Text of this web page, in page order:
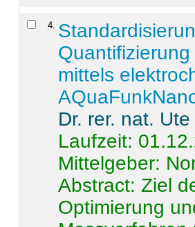
4
mittels
Dr. rer. nat.
Laufzeit:
Mittelgeber:
Abstract:Ziel
Optimierung